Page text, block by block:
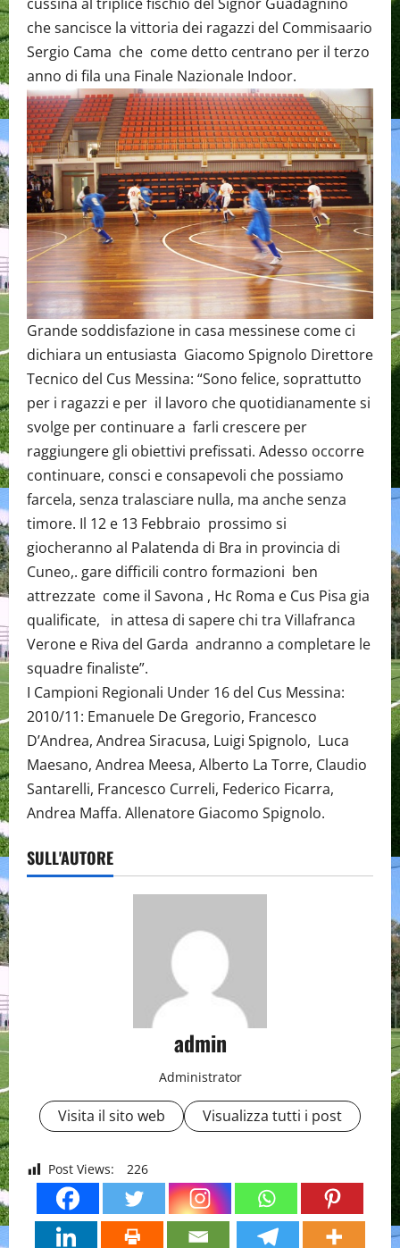
che sancisce la vittoria dei ragazzi del Commisaario
Sergio Cama che come detto centrano per il terzo
anno di fila una Finale Nazionale Indoor.
Grande soddisfazione in casa messinese come ci
dichiara un entusiasta Giacomo Spignolo Direttore
Tecnico del Cus Messina: “Sono felice, soprattutto
per i ragazzi e per il lavoro che quotidianamente si
svolge per continuare a farli crescere per
raggiungere gli obiettivi prefissati. Adesso occorre
continuare, consci e consapevoli che possiamo
farcela, senza tralasciare nulla, ma anche senza
timore. Il 12 e 13 Febbraio prossimo si
giocheranno al Palatenda di Bra in provincia di
Cuneo,. gare difficili contro formazioni ben
attrezzate come il Savona , Hc Roma e Cus Pisa gia
qualificate, in attesa di sapere chi tra Villafranca
Verone e Riva del Garda andranno a completare le
squadre finaliste”.
I Campioni Regionali Under 16 del Cus Messina:
2010/11: Emanuele De Gregorio, Francesco
D’Andrea, Andrea Siracusa, Luigi Spignolo, Luca
Maesano, Andrea Meesa, Alberto La Torre, Claudio
Santarelli, Francesco Curreli, Federico Ficarra,
Andrea Maffa. Allenatore Giacomo Spignolo.
SULL'AUTORE
admin
Administrator
Visita il sito web Visualizza tutti i post
Post Views: 226